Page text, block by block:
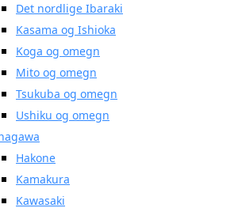
Det nordlige Ibaraki
Kasama og Ishioka
Koga og omegn
Mito og omegn
Tsukuba og omegn
Ushiku og omegn
Hakone
Kamakura
Kawasaki